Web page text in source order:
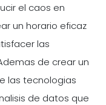
el caos en
un horario eficaz
las
de crear un
las tecnologias
de datos que